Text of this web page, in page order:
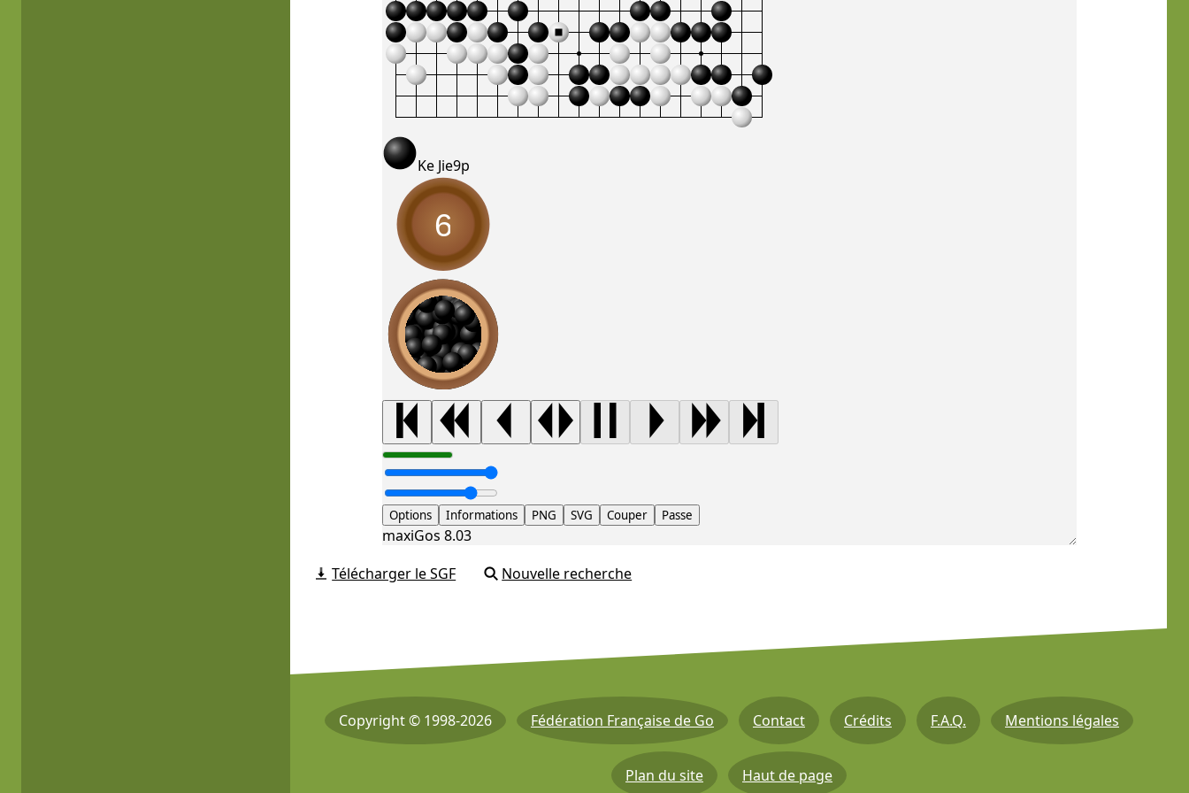
Ke Jie9p
6
Options Informations PNG SVG Couper Passe
maxiGos 8.03
Télécharger le SGF
Nouvelle recherche
Copyright © 1998-2026 Fédération Française de Go Contact Crédits F.A.Q. Mentions légales
Plan du site Haut de page